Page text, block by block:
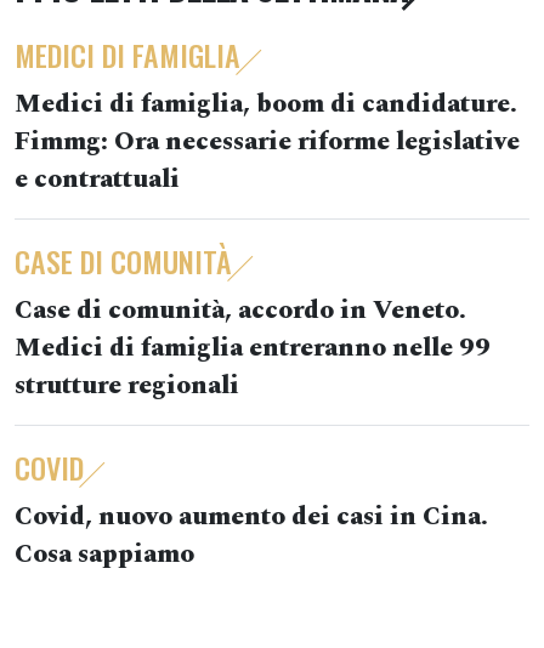
MEDICI DI FAMIGLIA
Medici di famiglia, boom di candidature.
Fimmg: Ora necessarie riforme legislative
e contrattuali
CASE DI COMUNITÀ
Case di comunità, accordo in Veneto.
Medici di famiglia entreranno nelle 99
strutture regionali
COVID
Covid, nuovo aumento dei casi in Cina.
Cosa sappiamo